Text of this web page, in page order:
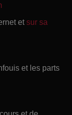
et sur sa
et les parts